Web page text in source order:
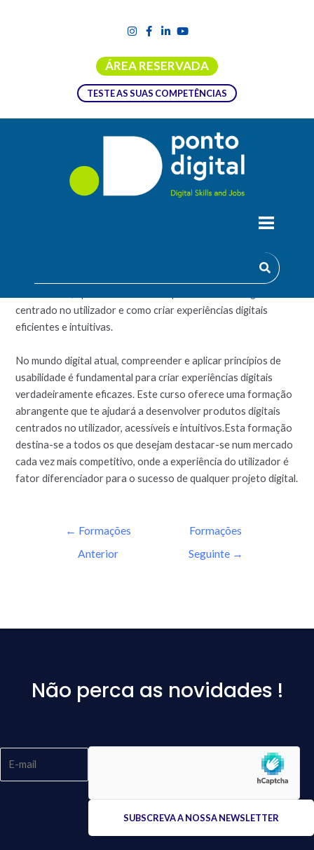
ÁREA RESERVADA
TESTE AS SUAS COMPETÊNCIAS
PRINCÍPIOS DE USABILIDADE DIGITAL
Descubra como a usabilidade transforma produtos digitais!
centrado no utilizador e como criar experiências digitais
eficientes e intuitivas.
No mundo digital atual, compreender e aplicar princípios de
usabilidade é fundamental para criar experiências digitais
verdadeiramente eficazes. Este curso oferece uma formação
abrangente que te ajudará a desenvolver produtos digitais
centrados no utilizador, acessíveis e intuitivos.Esta formação
destina-se a todos os que desejam destacar-se num mercado
cada vez mais competitivo, onde a experiência do utilizador é
fator diferenciador para o sucesso de qualquer projeto digital.
← Formações
Anterior
Formações
Seguinte →
Não perca as novidades !